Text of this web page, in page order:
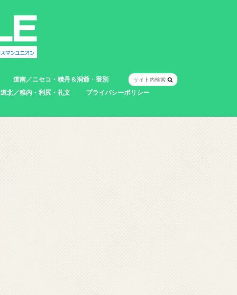
道南／ニセコ・積丹＆洞爺・登別
室蘭市
登別市
洞爺湖町
真狩村
共和町
壮瞥町
積丹町
神恵内村
道北／稚内・利尻・礼文
プライバシーポリシー